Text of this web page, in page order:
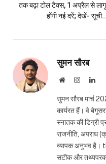
तक बढ़ा टोल टैक्स, 1 अप्रैल से लागू
होंगी नई दरें; देखें- सूची..
सुमन सौरब
WebsiteInstagram
सुमन सौरब मार्च
कार्यरत हैं। वे
स्नातक की डिग्री
राजनीति, अपराध
व्यापक अनुभव है।
सटीक और तथ्यपरक